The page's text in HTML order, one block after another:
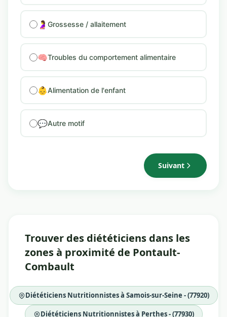
🤰 Grossesse / allaitement
🧠Troubles du comportement alimentaire
👶Alimentation de l'enfant
💬Autre motif
Suivant
Trouver des diététiciens dans les
zones à proximité de Pontault-
Combault
Diététiciens Nutritionnistes à Samois-sur-Seine - (77920)
Diététiciens Nutritionnistes à Perthes - (77930)